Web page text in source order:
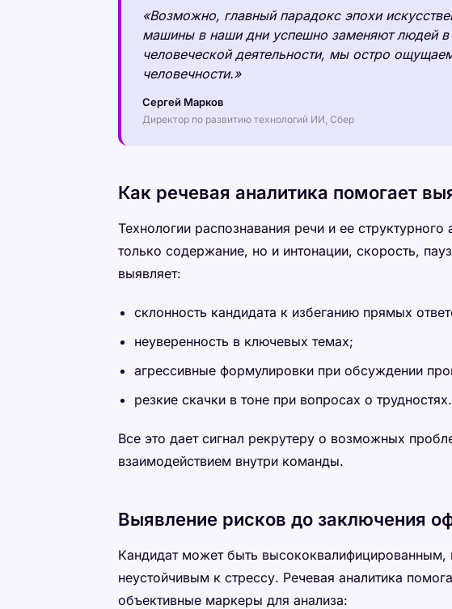
«Возможно, главный парадокс эпохи
машины в наши дни успешно заменяют людей
человеческой деятельности, мы остро
человечности.»
Сергей Марков
Директор по развитию технологий ИИ, Сбер
Как речевая аналитика помогает
Технологии распознавания речи и ее
только содержание, но и интонации, скорость,
выявляет:
склонность кандидата к избеганию прямых
неуверенность в ключевых темах;
агрессивные формулировки при обсуждении
резкие скачки в тоне при вопросах о трудностях.
Все это дает сигнал рекрутеру о возможных
взаимодействием внутри команды.
Выявление рисков до заключения
Кандидат может быть
неустойчивым к стрессу. Речевая аналитика
объективные маркеры для анализа: